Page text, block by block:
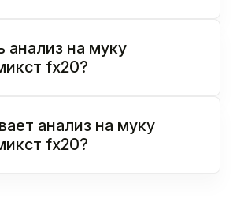
анализ на муку
fx20?
анализ на муку
fx20?